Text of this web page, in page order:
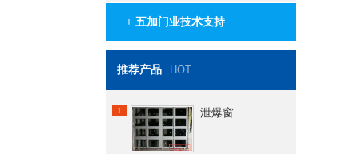
+ 五加门业技术支持
推荐产品 HOT
1 泄爆窗